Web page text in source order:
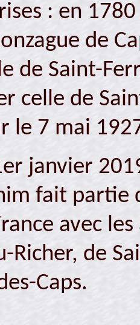
: en
de
de Saint-
celle de
le 7 mai
janvier
fait partie
avec
Richer, de
Caps.